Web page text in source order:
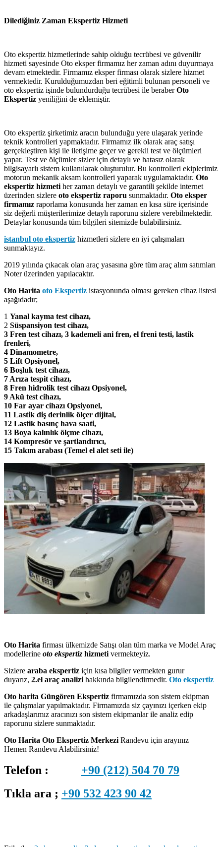
Dilediğiniz Zaman Ekspertiz Hizmeti
Oto ekspertiz hizmetlerinde sahip olduğu tecrübesi ve güvenilir
hizmeti sayesinde Oto eksper firmamız her zaman adını duyurmaya
devam etmektedir. Firmamız eksper firması olarak sizlere hizmet
vermektedir. Kurulduğumuzdan beri eğitimli bulunan personeli ve
oto ekspertiz işinde bulundurduğu tecrübesi ile beraberOto
Ekspertiz yeniliğini de eklemiştir.
Oto ekspertiz şirketimiz aracın bulunduğu yere ulaşarak yerinde
teknik kontrolleri yapmaktadır. Firmamız ilk olarak araç satışı
gerçekleştiren kişi ile iletişime geçer ve gerekli test ve ölçümleri
yapar. Test ve ölçümler sizler için detaylı ve hatasız olarak
bilgisayarlı sistem kullanılarak oluşturulur. Bu kontrolleri ekiplerimiz
motorun mekanik aksam kontrolleri yaparak uygulamaktadır. Oto
ekspertiz hizmeti her zaman detaylı ve garantili şekilde internet
üzerinden sizlere oto ekspertiz raporu sunmaktadır. Oto eksper
firmamız raporlama konusunda her zaman en kısa süre içerisinde
siz değerli müşterilerimize detaylı raporunu sizlere verebilmektedir.
Detaylar konusunda tüm bilgileri sitemizde bulabilirsiniz.
istanbul oto ekspertiz hizmetleri sizlere en iyi çalışmaları
sunmaktayız.
2019 yılında çıkacak olan araç yasasına göre tüm araç alım satımları
Noter üzerinden yapılacaktır.
Oto Harita oto Ekspertiz istasyonunda olması gereken cihaz listesi
aşağıdadır;
1 Yanal kayma test cihazı,
2 Süspansiyon test cihazı,
3 Fren test cihazı, 3 kademeli ani fren, el freni testi, lastik
frenleri,
4 Dinamometre,
5 Lift Opsiyonel,
6 Boşluk test cihazı,
7 Arıza tespit cihazı,
8 Fren hidrolik test cihazı Opsiyonel,
9 Akü test cihazı,
10 Far ayar cihazı Opsiyonel,
11 Lastik diş derinlik ölçer dijital,
12 Lastik basınç hava saati,
13 Boya kalınlık ölçme cihazı,
14 Kompresör ve şartlandırıcı,
15 Takım arabası (Temel el alet seti ile)
Oto Harita firması ülkemizde Satışı olan tüm marka ve Model Araç
modellerine oto ekspertiz hizmeti vermekteyiz.
Sizlere araba ekspertiz için kısa bilgiler vermekten gurur
duyarız, 2.el araç analizi hakkında bilgilendirmedir. Oto ekspertiz
Oto harita Güngören Ekspertiz firmamızda son sistem ekipman
ile çalışmalar yapılmaktadır. Firmamızda siz çayınızı içerken ekip
arkadaşlarımız aracınızı son sistem ekipmanlar ile analiz edip
raporunu sizlere sunmaktadır.
Oto Harita Oto Ekspertiz Merkezi Randevu için arayınız
Hemen Randevu Alabilirsiniz!
Telefon : +90 (212) 504 70 79
Tıkla ara ; +90 532 423 90 42